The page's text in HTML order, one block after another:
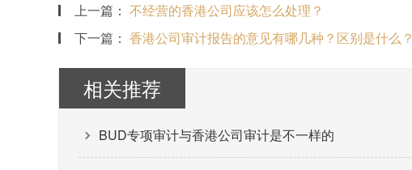
上一篇： 不经营的香港公司应该怎么处理？
下一篇： 香港公司审计报告的意见有哪几种？区别是什么？
相关推荐
BUD专项审计与香港公司审计是不一样的